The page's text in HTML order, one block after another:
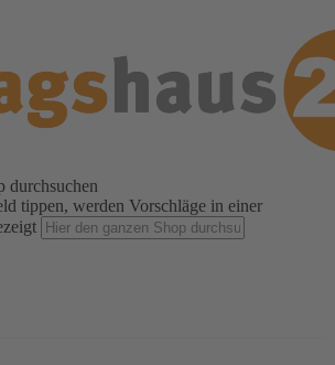
durchsuchen
tippen, werden Vorschläge in einer